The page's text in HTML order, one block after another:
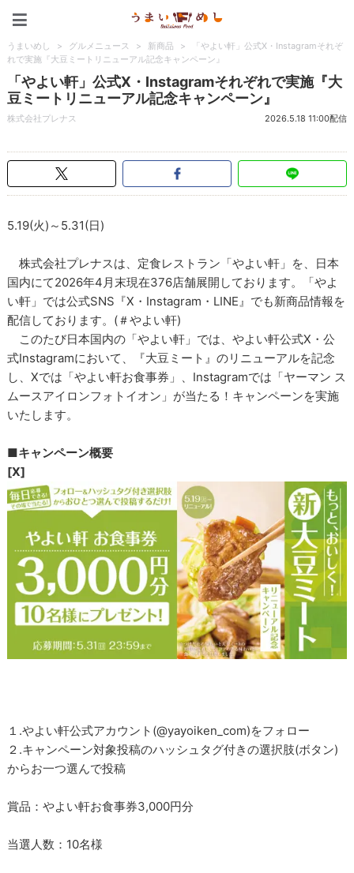
うまいめし > グルメニュース > 新商品 >
「やよい軒」公式X・Instagramそれぞ
れで実施『大豆ミートリニューアル記念キャンペーン』
「やよい軒」公式X・Instagramそれぞれで実施『大
豆ミートリニューアル記念キャンペーン』
株式会社プレナス 2026.5.18 11:00配信
5.19(火)～5.31(日)
株式会社プレナスは、定食レストラン「やよい軒」を、日本
国内にて2026年4月末現在376店舗展開しております。「やよ
い軒」では公式SNS『X・Instagram・LINE』でも新商品情報を
配信しております。(＃やよい軒)
このたび日本国内の「やよい軒」では、やよい軒公式X・公
式Instagramにおいて、『大豆ミート』のリニューアルを記念
し、Xでは「やよい軒お食事券」、Instagramでは「ヤーマン ス
ムースアイロンフォトイオン」が当たる！キャンペーンを実施
いたします。
■キャンペーン概要
[X]
１.やよい軒公式アカウント(@yayoiken_com)をフォロー
２.キャンペーン対象投稿のハッシュタグ付きの選択肢(ボタン)
からお一つ選んで投稿
賞品：やよい軒お食事券3,000円分
当選人数：10名様